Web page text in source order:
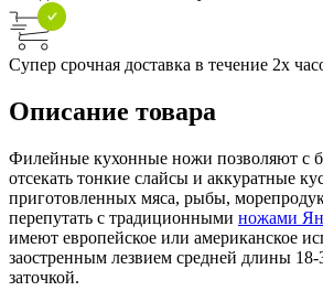
Супер срочная доставка в течение 2х
Описание товара
Филейные кухонные ножи позволяют с
отсекать тонкие слайсы и аккуратные
приготовленных мяса, рыбы,
перепутать с традиционными ножами
имеют европейское или американское
заостренным лезвием средней длины
заточкой.